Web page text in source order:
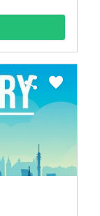
share favorite